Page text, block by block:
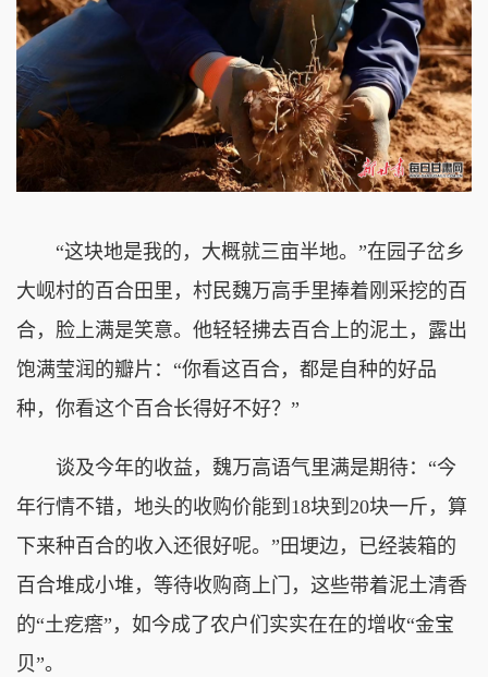
“这块地是我的，大概就三亩半地。”在园子岔乡
大岘村的百合田里，村民魏万高手里捧着刚采挖的百
合，脸上满是笑意。他轻轻拂去百合上的泥土，露出
饱满莹润的瓣片：“你看这百合，都是自种的好品
种，你看这个百合长得好不好？”
谈及今年的收益，魏万高语气里满是期待：“今
年行情不错，地头的收购价能到18块到20块一斤，算
下来种百合的收入还很好呢。”田埂边，已经装箱的
百合堆成小堆，等待收购商上门，这些带着泥土清香
的“土疙瘩”，如今成了农户们实实在在的增收“金宝
贝”。